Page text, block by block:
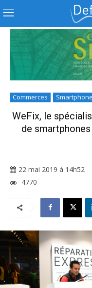
Commerces Smartphone
WeFix, le
de
22 mai 2019 à 14h52
4770